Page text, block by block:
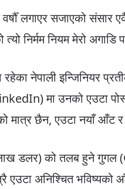
लगाएर सजाएको संसार
निर्मम नियम मेरो अगाडि
नेपाली इन्जिनियर
मा उनको एउटा
मात्र छैन, एउटा नयाँ आँट र
डलर) को तलब हुने गुगल
एउटा अनिश्चित भविष्यको